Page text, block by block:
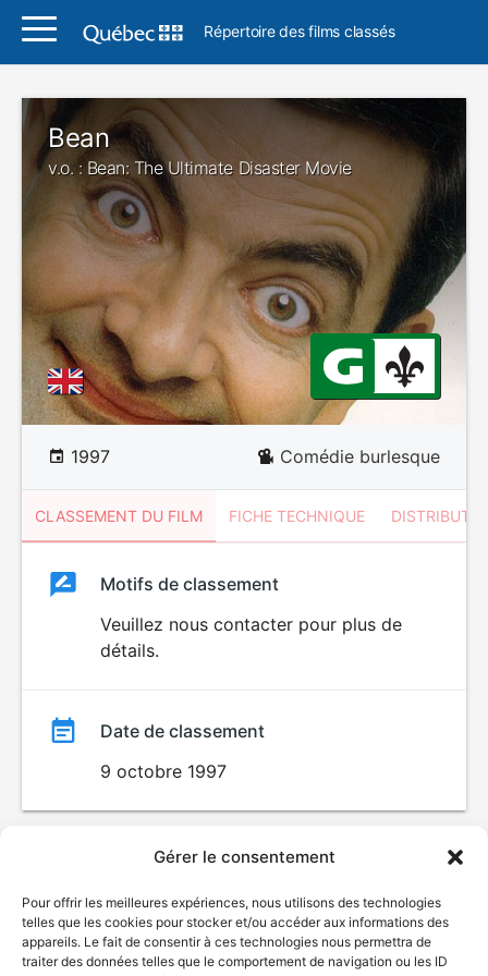
Gérer le consentement
Pour offrir les meilleures expériences, nous utilisons des technologies
telles que les cookies pour stocker et/ou accéder aux informations des
appareils. Le fait de consentir à ces technologies nous permettra de
traiter des données telles que le comportement de navigation ou les ID
Répertoire des films classés
Bean
v.o. : Bean: The Ultimate Disaster Movie
1997 Comédie burlesque
CLASSEMENT DU FILM FICHE TECHNIQUE
ClassementClassement
Motifs de classement
Veuillez nous contacter pour plus de
détails.
Date de classement
9 octobre 1997